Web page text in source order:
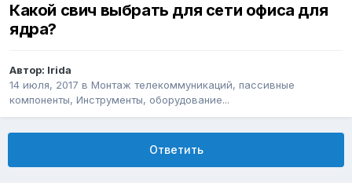
Какой свич выбрать для сети офиса для
ядра?
Автор: Irida
14 июля, 2017 в Монтаж телекоммуникаций, пассивные
компоненты, Инструменты, оборудование...
Ответить